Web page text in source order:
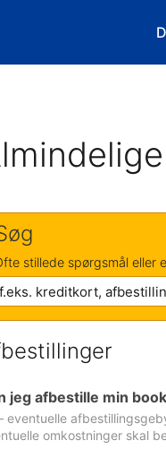
stillede spørgsmål eller
jeg afbestille min
eventuelle
omkostninger skal